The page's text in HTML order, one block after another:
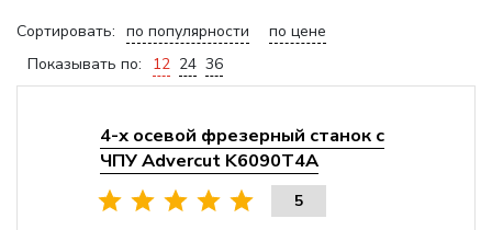
Сортировать: по популярности
по цене
Показывать по:
12 24 36
4-х осевой фрезерный станок с
ЧПУ Advercut K6090T4A
5